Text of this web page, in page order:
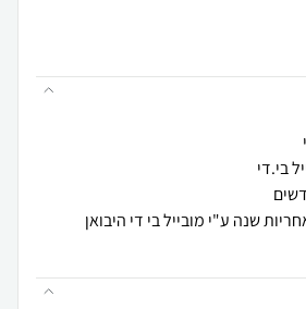
בי.די
שנה ע"י מובייל בי די היבואן